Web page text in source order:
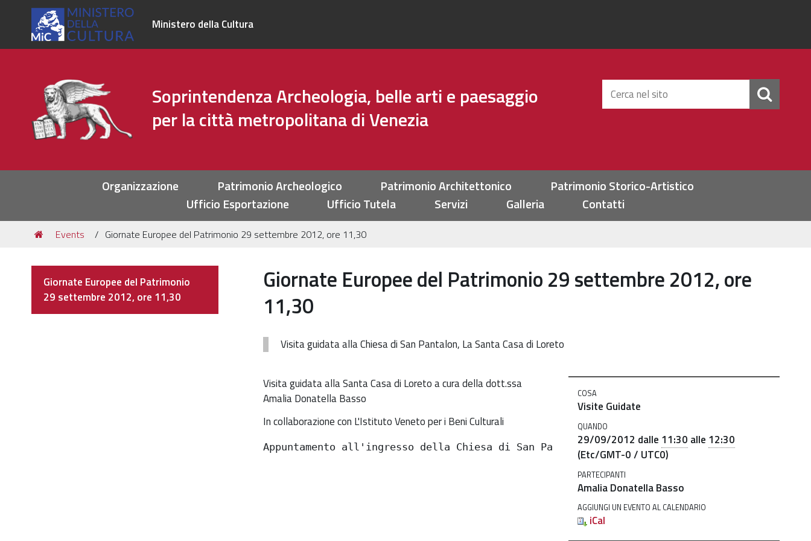
Ministero della Cultura
Soprintendenza Archeologia, belle arti e paesaggio
per la città metropolitana di Venezia
Cerca
nel
Organizzazione Patrimonio Archeologico Patrimonio Architettonico
Patrimonio Storico-Artistico
Ufficio Esportazione
Ufficio Tutela Servizi Galleria Contatti
Tu
sei
Events Giornate Europee del Patrimonio 29 settembre 2012, ore 11,30
Giornate Europee del Patrimonio 29 settembre 2012, ore
11,30
Visita guidata alla Chiesa di San Pantalon, La Santa Casa di Loreto
http://www.soprintendenza.venezia.beniculturali.it/it/events/giornate-
europee-
patrimonio-
29-
settembre-
COSA
Visite Guidate
QUANDO
29/09/2012 dalle 11:30 alle 12:30
(Etc/GMT-0 / UTC0)
PARTECIPANTI
Amalia Donatella Basso
AGGIUNGI UN EVENTO AL CALENDARIO
iCal
Visita guidata alla Santa Casa di Loreto a cura della dott.ssa
Amalia Donatella Basso
In collaborazione con L'Istituto Veneto per i Beni Culturali
Appuntamento all'ingresso della Chiesa di San Pantalon
Navigazione
Giornate Europee del Patrimonio
29 settembre 2012, ore 11,30